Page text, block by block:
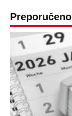
RAJ!